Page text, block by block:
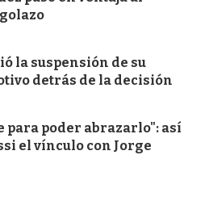
la suspensión de su
detrás de la decisión
para poder abrazarlo": así
el vínculo con Jorge